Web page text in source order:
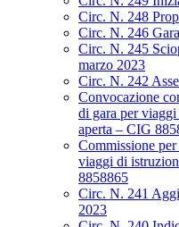
Circ. N. 248
Circ. N. 246
Circ. N. 245
marzo 2023
Circ. N. 242
Convocazione
di gara per
aperta – CIG
Commissione
viaggi di
8858865
Circ. N. 241
2023